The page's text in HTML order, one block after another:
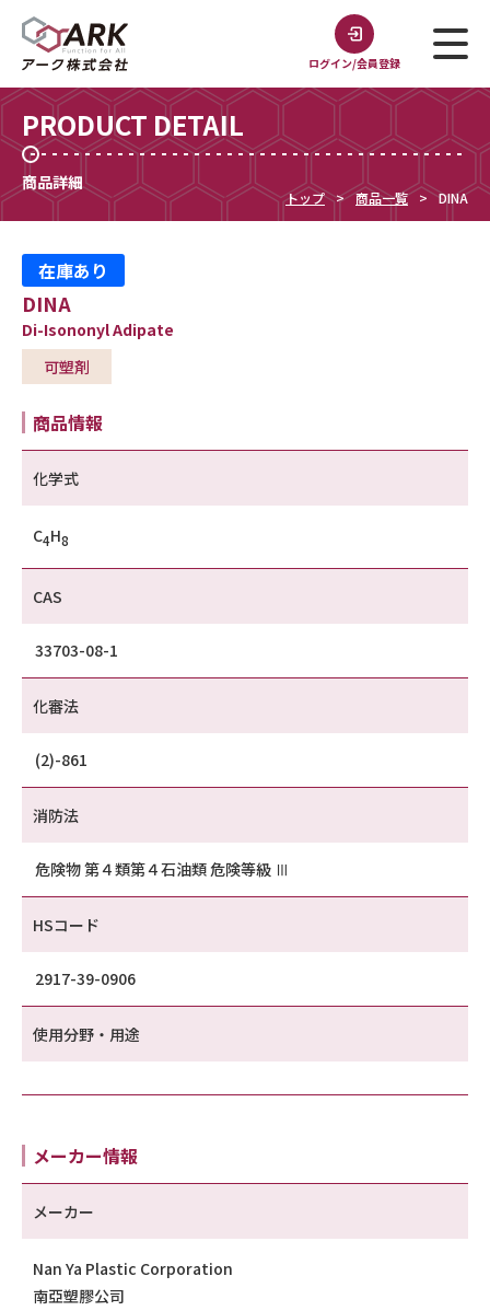
ログイン/会員登録
PRODUCT DETAIL
商品詳細
トップ 商品一覧 DINA
在庫あり
DINA
Di-Isononyl Adipate
可塑剤
商品情報
化学式
C4H8
CAS
33703-08-1
化審法
(2)-861
消防法
危険物 第４類第４石油類 危険等級 Ⅲ
HSコード
2917-39-0906
使用分野・用途
メーカー情報
メーカー
Nan Ya Plastic Corporation
南亞塑膠公司